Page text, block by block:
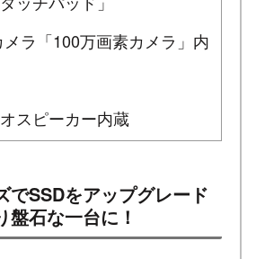
ラ「100万画素カメラ」内
スピーカー内蔵
でSSDをアップグレード
盤石な一台に！